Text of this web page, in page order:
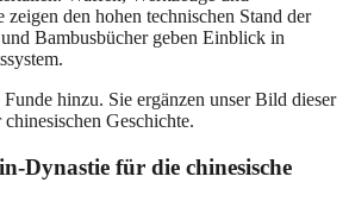
zeigen den hohen technischen Stand der
Bambusbücher geben Einblick in
hinzu. Sie ergänzen unser Bild dieser
Geschichte.
Dynastie für die chinesische